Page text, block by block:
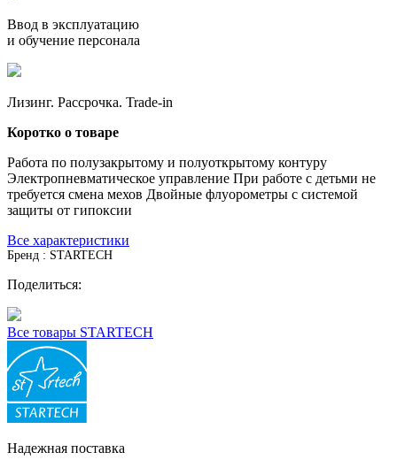
Ввод в эксплуатацию
и обучение персонала
Лизинг. Рассрочка. Trade-in
Коротко о товаре
Работа по полузакрытому и полуоткрытому контуру
Электропневматическое управление При работе с детьми не
требуется смена мехов Двойные флуорометры с системой
защиты от гипоксии
Все характеристики
Бренд : STARTECH
Поделиться:
Все товары STARTECH
Надежная поставка